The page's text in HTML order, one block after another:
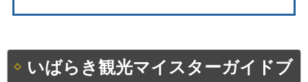
いばらき観光マイスターガイドブ